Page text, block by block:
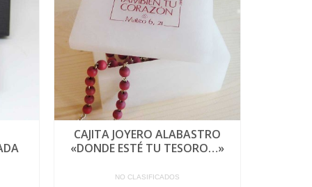
se
pueden
la
CAJITA JOYERO ALABASTRO
«DONDE ESTÉ TU TESORO…»
NO CLASIFICADOS